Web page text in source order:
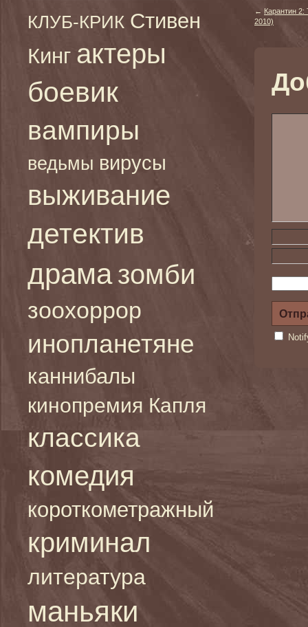
КЛУБ-КРИК Стивен
Кинг актеры
боевик
вампиры
ведьмы вирусы
выживание
детектив
драма зомби
зоохоррор
инопланетяне
каннибалы
кинопремия Капля
классика
комедия
короткометражный
криминал
литература
маньяки
← Карантин
2010)